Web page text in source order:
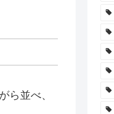
ら並べ、